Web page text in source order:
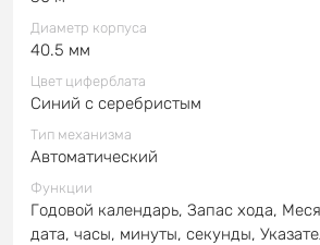
Диаметр корпуса
40.5 мм
Цвет циферблата
Синий с серебристым
Тип механизма
Автоматический
Функции
Годовой календарь, Запас хода,
дата, часы, минуты, секунды,